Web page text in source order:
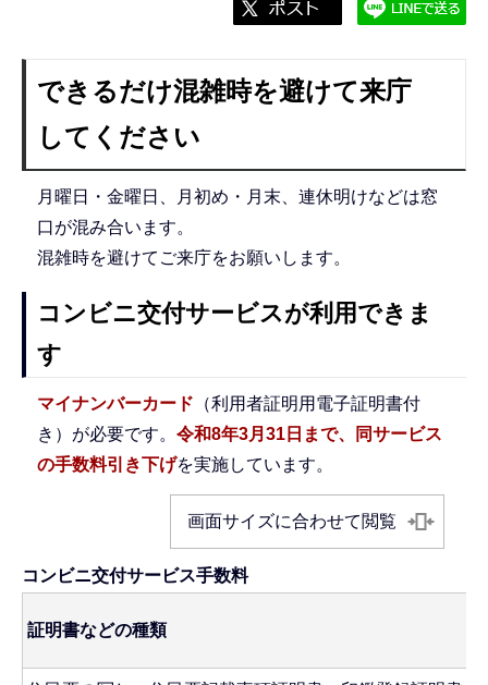
できるだけ混雑時を避けて来庁
してください
月曜日・金曜日、月初め・月末、連休明けなどは窓
口が混み合います。
混雑時を避けてご来庁をお願いします。
コンビニ交付サービスが利用できま
す
マイナンバーカード （利用者証明用電子証明書付
き）が必要です。 令和8年3月31日まで、同サービス
の手数料引き下げを実施しています。
画面サイズに合わせて閲覧
コンビニ交付サービス手数料
証明書などの種類